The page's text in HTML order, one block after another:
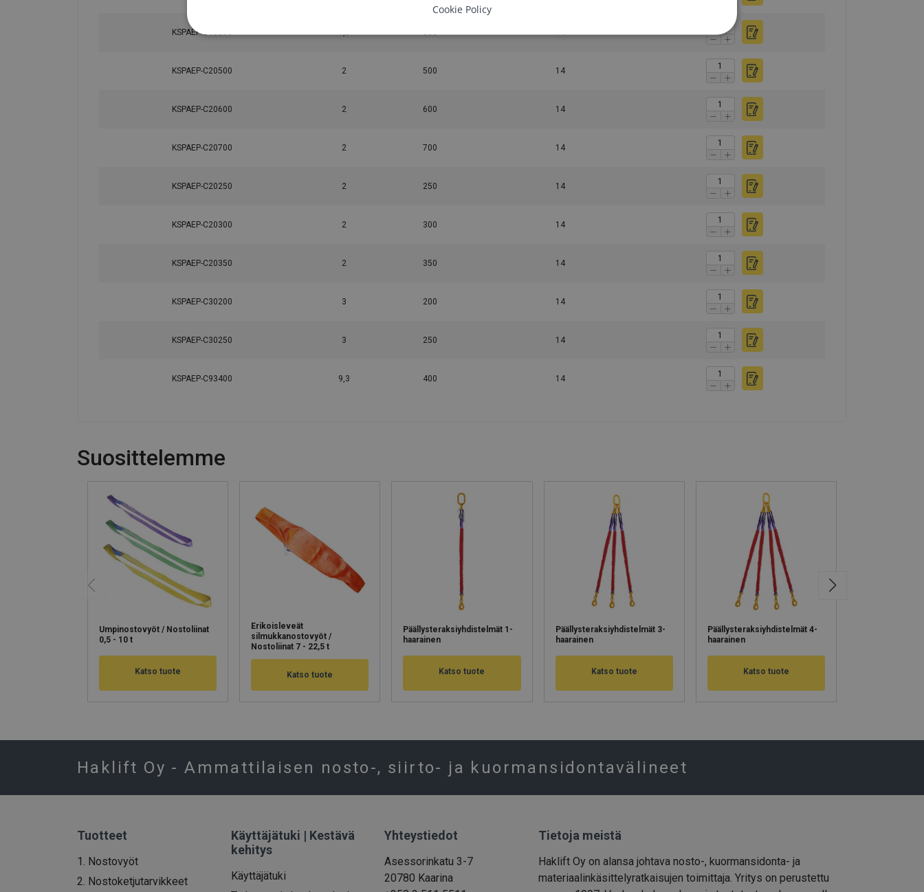
KSPAEP-C15800 1,5 800 14
KSPAEP-C20500 2 500 14
KSPAEP-C20600 2 600 14
KSPAEP-C20700 2 700 14
KSPAEP-C20250 2 250 14
KSPAEP-C20300 2 300 14
KSPAEP-C20350 2 350 14
KSPAEP-C30200 3 200 14
KSPAEP-C30250 3 250 14
KSPAEP-C93400 9,3 400 14
Suosittelemme
Umpinostovyöt / Nostoliinat
0,5 - 10 t
Katso tuote
Erikoisleveät
silmukkanostovyöt /
Nostoliinat 7 - 22,5 t
Katso tuote
Päällysteraksiyhdistelmät 1-
haarainen
Katso tuote
Päällysteraksiyhdistelmät 3-
haarainen
Katso tuote
Päällysteraksiyhdistelmät 4-
haarainen
Katso tuote
Haklift Oy - Ammattilaisen nosto-, siirto- ja kuormansidontavälineet
Tuotteet
1. Nostovyöt
2. Nostoketjutarvikkeet
Käyttäjätuki | Kestävä
kehitys
Käyttäjätuki
Yhteystiedot
Asessorinkatu 3-7
20780 Kaarina
Tietoja meistä
Haklift Oy on alansa johtava nosto-, kuormansidonta- ja
materiaalinkäsittelyratkaisujen toimittaja. Yritys on perustettu
Cookie Policy